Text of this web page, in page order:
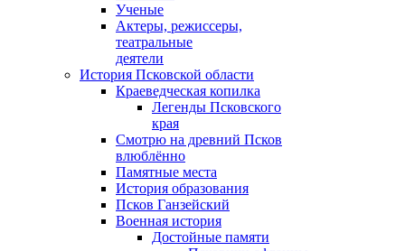
Ученые
Актеры, режиссеры,
театральные
деятели
История Псковской области
Краеведческая копилка
Легенды Псковского
края
Смотрю на древний Псков
влюблённо
Памятные места
История образования
Псков Ганзейский
Военная история
Достойные памяти